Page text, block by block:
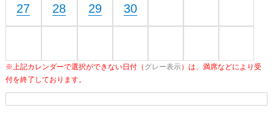
27 28 29 30
※上記カレンダーで選択ができない日付（ グレー表示）は、満席などにより受
付を終了しております。